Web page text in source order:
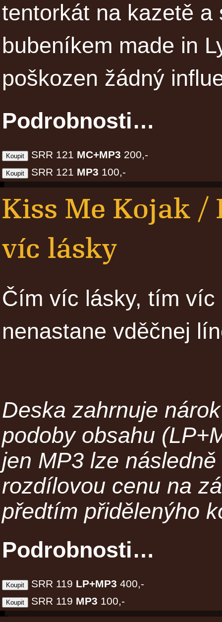
tentorkát na kazetě a
bubeníkem made in
poškozen žádný
Podrobnosti…
SRR 121 MC+MP3 200,-
SRR 121 MP3 100,-
Kiss Me Kojak /
víc lásky
Čím víc lásky, tím
nenastane vděčnej
Deska zahrnuje
podoby obsahu
jen MP3 lze
rozdílovou cenu na
předtím přidělenýho
Podrobnosti…
SRR 119 LP+MP3 400,-
SRR 119 MP3 100,-